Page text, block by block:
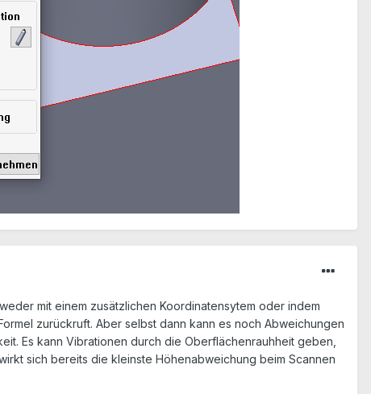
mit einem zusätzlichen Koordinatensytem oder indem
zurückruft. Aber selbst dann kann es noch Abweichungen
Es kann Vibrationen durch die Oberflächenrauhheit geben,
sich bereits die kleinste Höhenabweichung beim Scannen